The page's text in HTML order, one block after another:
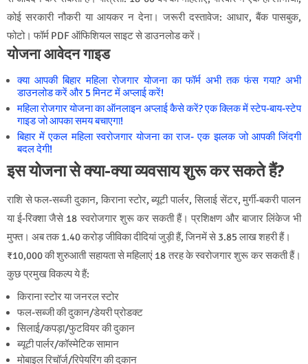
कोई सरकारी नौकरी या आयकर न देना। जरूरी दस्तावेज: आधार, बैंक पासबुक,
फोटो। फॉर्म PDF ऑफिशियल साइट से डाउनलोड करें।
योजना आवेदन गाइड
क्या आपकी बिहार महिला रोजगार योजना का फॉर्म अभी तक फंस गया? अभी
डाउनलोड करें और 5 मिनट में अप्लाई करें!
महिला रोजगार योजना का ऑनलाइन अप्लाई कैसे करें? एक क्लिक में स्टेप-बाय-स्टेप
गाइड जो आपका समय बचाएगा!
बिहार में एकल महिला स्वरोजगार योजना का राज- एक झलक जो आपकी जिंदगी
बदल देगी!
इस योजना से क्या-क्या व्यवसाय शुरू कर सकते हैं?
राशि से फल-सब्जी दुकान, किराना स्टोर, ब्यूटी पार्लर, सिलाई सेंटर, मुर्गी-बकरी पालन
या ई-रिक्शा जैसे 18 स्वरोजगार शुरू कर सकती हैं। प्रशिक्षण और बाजार लिंकेज भी
मुफ्त। अब तक 1.40 करोड़ जीविका दीदियां जुड़ी हैं, जिनमें से 3.85 लाख शहरी हैं।
₹10,000 की शुरुआती सहायता से महिलाएं 18 तरह के स्वरोजगार शुरू कर सकती हैं।
कुछ प्रमुख विकल्प ये हैं:
किराना स्टोर या जनरल स्टोर
फल-सब्जी की दुकान/डेयरी प्रोडक्ट
सिलाई/कपड़ा/फुटवियर की दुकान
ब्यूटी पार्लर/कॉस्मेटिक सामान
मोबाइल रिचॉर्ज/रिपेयरिंग की दुकान